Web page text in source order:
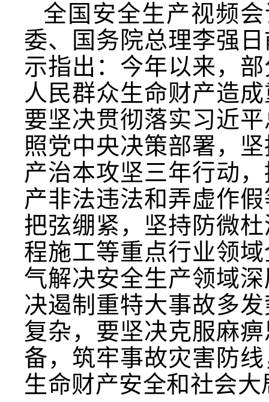
全国安全生产视频
委、国务院总理李强
示指出：今年以来，
人民群众生命财产造
要坚决贯彻落实习近
照党中央决策部署，
产治本攻坚三年行动
产非法违法和弄虚作
把弦绷紧，坚持防微
程施工等重点行业领
气解决安全生产领域
决遏制重特大事故多
复杂，要坚决克服麻
备，筑牢事故灾害防
生命财产安全和社会大